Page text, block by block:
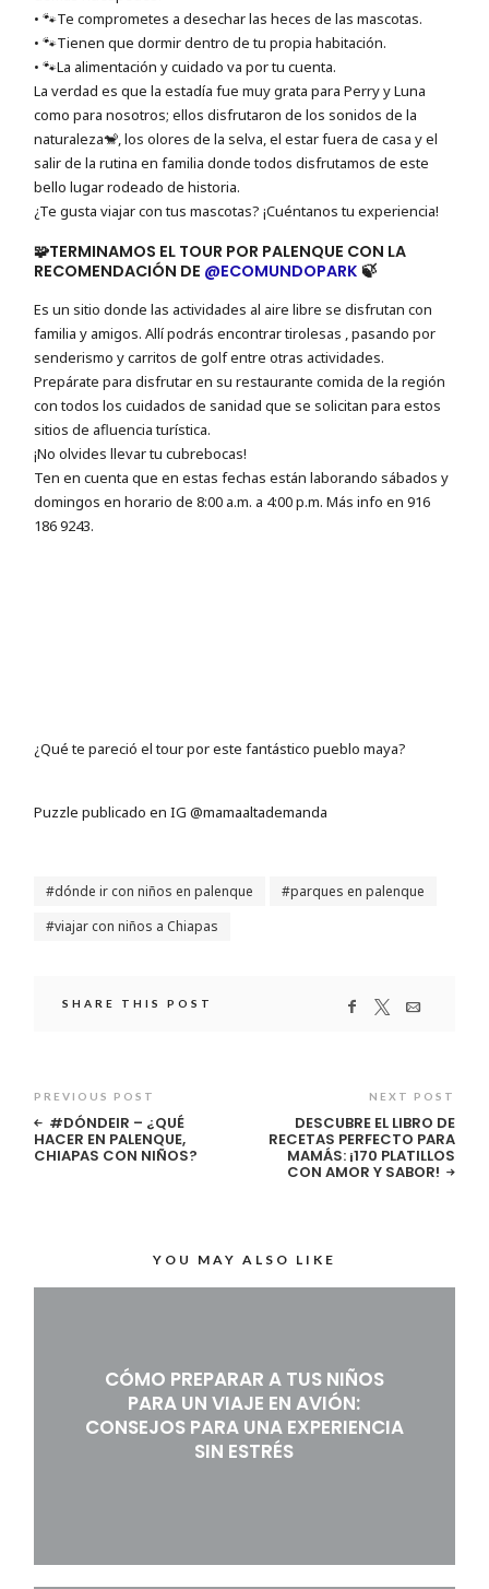
• 🐾Te comprometes a desechar las heces de las mascotas.
• 🐾Tienen que dormir dentro de tu propia habitación.
• 🐾La alimentación y cuidado va por tu cuenta.
La verdad es que la estadía fue muy grata para Perry y Luna
como para nosotros; ellos disfrutaron de los sonidos de la
naturaleza🐒, los olores de la selva, el estar fuera de casa y el
salir de la rutina en familia donde todos disfrutamos de este
bello lugar rodeado de historia.
¿Te gusta viajar con tus mascotas? ¡Cuéntanos tu experiencia!
🧩TERMINAMOS EL TOUR POR PALENQUE CON LA
RECOMENDACIÓN DE @ECOMUNDOPARK 🍃
Es un sitio donde las actividades al aire libre se disfrutan con
familia y amigos. Allí podrás encontrar tirolesas , pasando por
senderismo y carritos de golf entre otras actividades.
Prepárate para disfrutar en su restaurante comida de la región
con todos los cuidados de sanidad que se solicitan para estos
sitios de afluencia turística.
¡No olvides llevar tu cubrebocas!
Ten en cuenta que en estas fechas están laborando sábados y
domingos en horario de 8:00 a.m. a 4:00 p.m. Más info en 916
186 9243.
¿Qué te pareció el tour por este fantástico pueblo maya?
Puzzle publicado en IG @mamaaltademanda
dónde ir con niños en palenque
parques en palenque
viajar con niños a Chiapas
SHARE THIS POST
PREVIOUS POST
#DÓNDEIR – ¿QUÉ
HACER EN PALENQUE,
CHIAPAS CON NIÑOS?
NEXT POST
DESCUBRE EL LIBRO DE
RECETAS PERFECTO PARA
MAMÁS: ¡170 PLATILLOS
CON AMOR Y SABOR!
YOU MAY ALSO LIKE
CÓMO PREPARAR A TUS NIÑOS
PARA UN VIAJE EN AVIÓN:
CONSEJOS PARA UNA EXPERIENCIA
SIN ESTRÉS